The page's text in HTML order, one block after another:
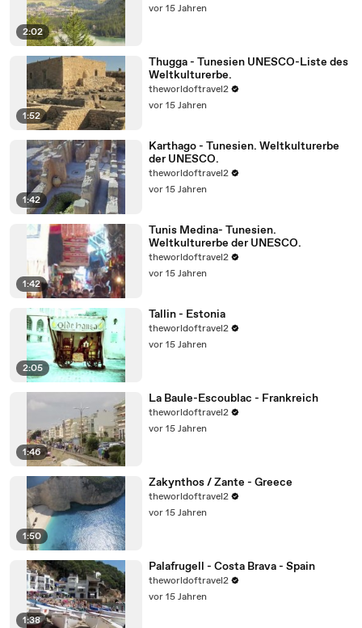
2:02
vor 15 Jahren
1:52
Thugga - Tunesien UNESCO-Liste des
Weltkulturerbe.
theworldoftravel2
vor 15 Jahren
1:42
Karthago - Tunesien. Weltkulturerbe
der UNESCO.
theworldoftravel2
vor 15 Jahren
1:42
Tunis Medina- Tunesien.
Weltkulturerbe der UNESCO.
theworldoftravel2
vor 15 Jahren
2:05
Tallin - Estonia
theworldoftravel2
vor 15 Jahren
1:46
La Baule-Escoublac - Frankreich
theworldoftravel2
vor 15 Jahren
1:50
Zakynthos / Zante - Greece
theworldoftravel2
vor 15 Jahren
1:38
Palafrugell - Costa Brava - Spain
theworldoftravel2
vor 15 Jahren